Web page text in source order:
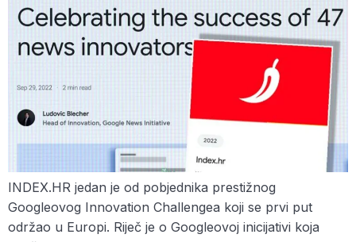
INDEX.HR jedan je od pobjednika prestižnog
Googleovog Innovation Challengea koji se prvi put
održao u Europi. Riječ je o Googleovoj inicijativi koja